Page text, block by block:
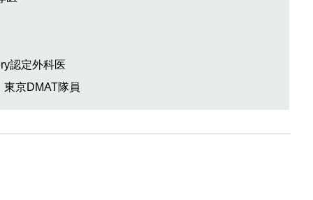
認定外科医
東京DMAT隊員